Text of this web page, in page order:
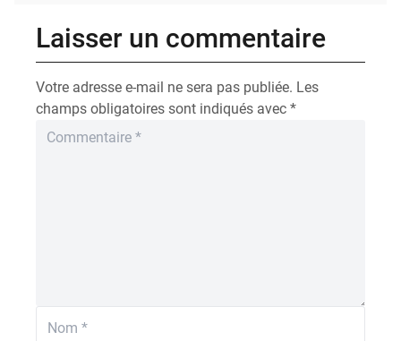
Laisser un commentaire
Votre adresse e-mail ne sera pas publiée. Les
champs obligatoires sont indiqués avec *